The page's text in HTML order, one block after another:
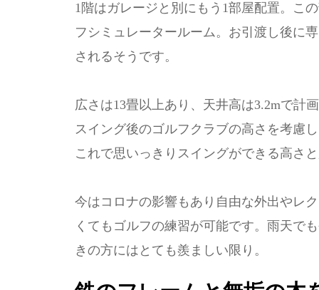
1階はガレージと別にもう1部屋配置。こ
フシミュレータールーム。お引渡し後に
されるそうです。
広さは13畳以上あり、天井高は3.2mで計
スイング後のゴルフクラブの高さを考慮
これで思いっきりスイングができる高さ
今はコロナの影響もあり自由な外出やレ
くてもゴルフの練習が可能です。雨天で
きの方にはとても羨ましい限り。